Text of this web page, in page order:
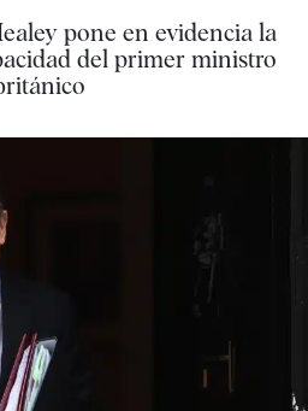
pone en evidencia la
del primer ministro